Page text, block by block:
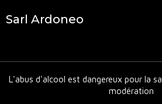
Sarl Ardoneo
L'abus d'alcool est dangereux pour la
modération